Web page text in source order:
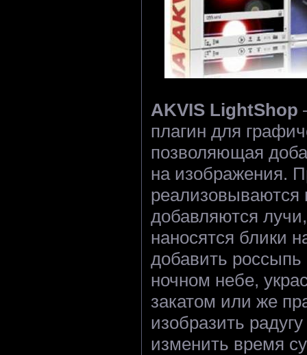
AKVIS LightShop
плагин для
позволяющая
на изображения.
реализовываются
добавляются
наносятся блики
добавить
ночном небе,
закатом или же
изобразить
изменить время